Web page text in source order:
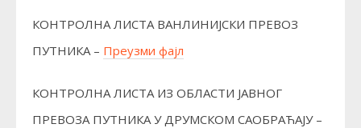
КОНТРОЛНА ЛИСТА ВАНЛИНИЈСКИ ПРЕВОЗ
ПУТНИКА – Преузми фајл
КОНТРОЛНА ЛИСТА ИЗ ОБЛАСТИ JАВНОГ
ПРЕВОЗА ПУТНИКА У ДРУМСКОМ САОБРАЋАЈУ –